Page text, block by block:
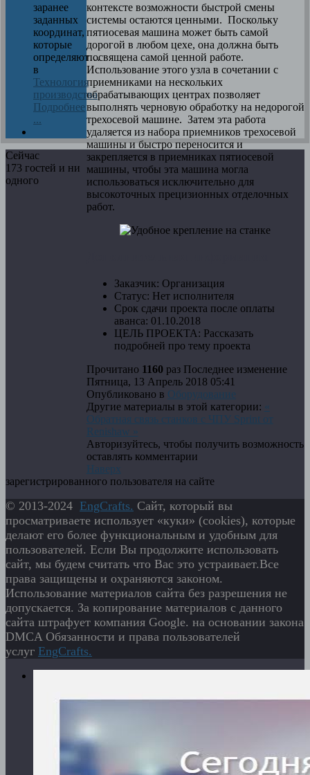
контексте возможности быстрой смены
системы остаются ценными. Поскольку
пятиосевая машина может быть самой
дорогой в любом цехе, она должна быть
посвящена самой ценной работе.
Использование этого узла в сочетании с
приемниками на нескольких
обрабатывающих центрах позволяет
выполнять черновую обработку на недорогой
трехосевой машине. Затем эта работа
удаляется из набора приемников трехосевой
машины и быстро переносится и
закрепляется в приемниках пятиосевой
машины, чтобы эта машина могла
использоваться исключительно для
высокоточных прецизионных отделочных
работ.
Заказчик: Организация
Статус: Нет исполнителя
Срок сдачи проекта после оплаты
аванса: 01.10.2018
ЦЕЛЬ ПРОЕКТА: Рассказать
подробней про тему проекта
Прочитано 1160раз Последнее изменение
Пятница, 13 Апрель 2018 05:41
Опубликовано в Оборудование
Другие материалы в этой категории: «
Обратная связь станков с ЧПУ Sprint от
Renishaw »
Авторизуйтесь, чтобы получить возможность
оставлять комментарии
Наверх
заранее
заданных
координат,
которые
определяют…
в
Технология
производства
Подробнее
...
Сейчас
173 гостей и ни
одного
зарегистрированного пользователя на сайте
© 2013-2024 EngСrafts. Сайт, который вы
просматриваете использует «куки» (cookies), которые
делают его более функциональным и удобным для
пользователей. Если Вы продолжите использовать
сайт, мы будем считать что Вас это устраивает.Все
права защищены и охраняются законом.
Использование материалов сайта без разрешения не
допускается. За копирование материалов с данного
сайта штрафует компания Google. на основании закона
DMCA Обязанности и права пользователей
услуг EngСrafts.